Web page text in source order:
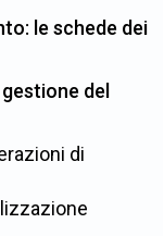
le schede dei
del
di